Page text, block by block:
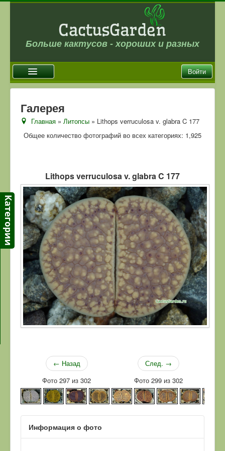
Больше кактусов - хороших и разных
Войти
Новости
Галерея
Отзывы
Ссылки
Контакты
Галерея
Главная »Литопсы » Lithops verruculosa v. glabra C 177
Общее количество фотографий во всех категориях: 1,925
Lithops verruculosa v. glabra C 177
← Назад
Фото 297 из 302
След. →
Фото 299 из 302
Информация о фото